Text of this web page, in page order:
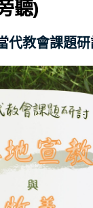
聽)
代教會課題研